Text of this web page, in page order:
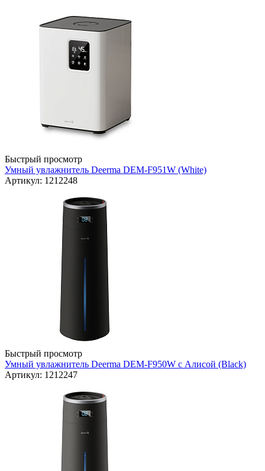
Быстрый просмотр
Умный увлажнитель Deerma DEM-F951W (White)
Артикул: 1212248
Быстрый просмотр
Умный увлажнитель Deerma DEM-F950W с Алисой (Black)
Артикул: 1212247